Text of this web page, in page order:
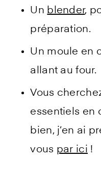
Un blender,
préparation.
Un moule en
allant au four.
Vous
essentiels en
bien, j’en ai
vous par ici !